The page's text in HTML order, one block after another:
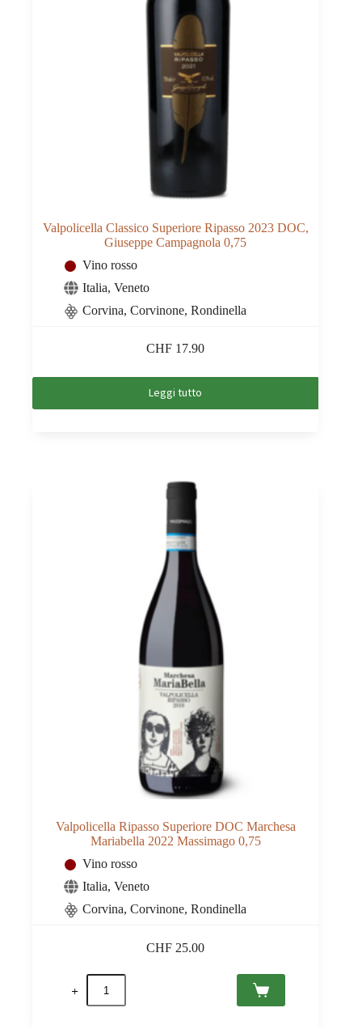
Valpolicella Classico Superiore Ripasso 2023 DOC,
Giuseppe Campagnola 0,75
Vino rosso
Italia, Veneto
Corvina, Corvinone, Rondinella
CHF 17.90
Leggi tutto
Valpolicella Ripasso Superiore DOC Marchesa
Mariabella 2022 Massimago 0,75
Vino rosso
Italia, Veneto
Corvina, Corvinone, Rondinella
CHF 25.00
Valpolicella
Ripasso
Superiore